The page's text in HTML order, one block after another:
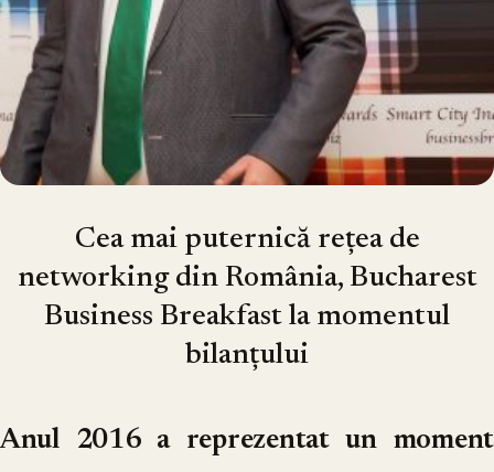
Cea mai puternică rețea de
networking din România, Bucharest
Business Breakfast la momentul
bilanțului
Anul 2016 a reprezentat un moment